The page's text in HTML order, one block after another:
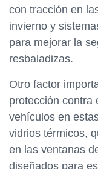
con tracción en
invierno y
para mejorar la
resbaladizas.
Otro factor
protección contra
vehículos en
vidrios térmicos,
en las ventanas
diseñados para